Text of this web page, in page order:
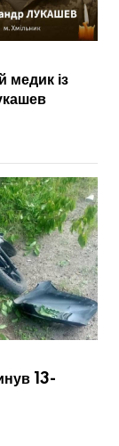
медик із
13-